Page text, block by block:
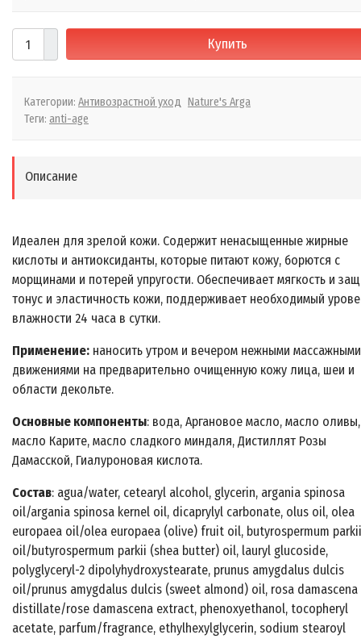
Купить
Категории: Антивозрастной уход Nature's Arga
Теги: anti-age
Описание
Идеален для зрелой кожи. Содержит ненасыщенные жирные
кислоты и антиоксиданты, которые питают кожу, борются с
морщинами и потерей упругости. Обеспечивает мягкость и
тонус и эластичность кожи, поддерживает необходимый
влажности 24 часа в сутки.
Применение: наносить утром и вечером нежными массажными
движениями на предварительно очищенную кожу лица, шеи и
области декольте.
Основные компоненты: вода, Аргановое масло, масло оливы,
масло Карите, масло сладкого миндаля, Дистиллят Розы
Дамасской, Гиалуроновая кислота.
Состав: agua/water, cetearyl alcohol, glycerin, argania spinosa
oil/argania spinosa kernel oil, dicaprylyl carbonate, olus oil, olea
europaea oil/olea europaea (olive) fruit oil, butyrospermum parkii
oil/butyrospermum parkii (shea butter) oil, lauryl glucoside,
polyglyceryl-2 dipolyhydroxystearate, prunus amygdalus dulcis
oil/prunus amygdalus dulcis (sweet almond) oil, rosa damascena
distillate/rose damascena extract, phenoxyethanol, tocopheryl
acetate, parfum/fragrance, ethylhexylglycerin, sodium stearoyl